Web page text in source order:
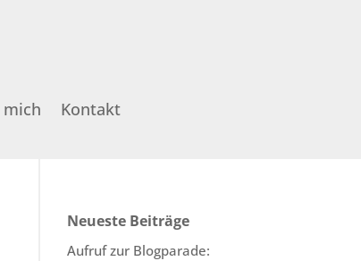
Kontakt
Neueste Beiträge
Aufruf zur Blogparade: